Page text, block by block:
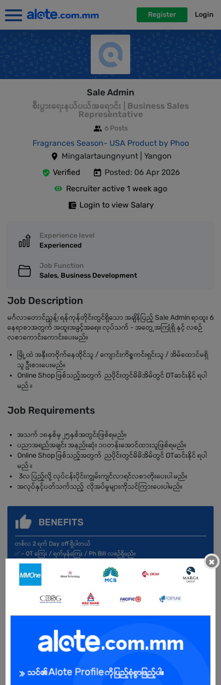
Register Login
Sale Admin
စီးပွားရေးနယ်ပယ်အရောင်း | Business Sales
Representative
6 Posts
Fragrances Season- USA Product by Phoo
Mingalartaungnyunt | Yangon
Verified
Posted: 06 Apr 2026
Recruiter active 1 week ago
Login to view Salary
Experience level
Experienced
Job Function
Sales, Business Development
Job Description
မင်္ဂလာတောင်ညွှန့်၊ ရန်ကုန်တိုင်းတွင်ရှိသော အချိန်ပြည့် Sale Admin ရာထူး 6
နေရာစာအတွက် အထူးအခွင့်အရေး၊ လုပ်သက် - အတွေ့အကြုံရှိ နှင့် လစဉ်
လစာကောင်းကောင်းပေးမည်။
မြို့ထဲ အနီးတဝိုက်နေထိုင်သူ / ကျောင်းကိစ္စကင်းရှင်းသူ / အိမ်ထောင်မရှိ
သူ ဦးစားပေးမည်။
Online Shop ဖြစ်သည့်အတွက် ညပိုင်းတွင်မိမိအိမ်တွင် OTဆင်းနိုင် ရပါ
မည် ။
Job Requirements
အသက် ၁၈နှစ်မှ ၂၅နှစ်အတွင်းဖြစ်ရမည်။
ပညာအရည်အချင်း အနည်းဆုံး ၁၀တန်းအောင်ထားသူဖြစ်ရမည်။
Online Shop ဖြစ်သည့်အတွက် ညပိုင်းတွင်မိမိအိမ်တွင် OTဆင်းနိုင် ရပါ
မည် ။
3လ ပြည့်လို့ လုပ်ငန်းပိုင်းကျွမ်းကျင်လာရင်လစာတိုးပေးပါ မည်။
အလုပ်နှင့်ပတ်သက်သည့် လိုအပ်မှုများကိုသင်ကြားပေးပါမည်။
BENEFITS
တစ်လ 2 ရက် Day off ရှိပါတယ်
✅ - OT ကြေး / ရက်မှန်ကြေး / Ph Bill လစဉ်ရှိမည်။
×